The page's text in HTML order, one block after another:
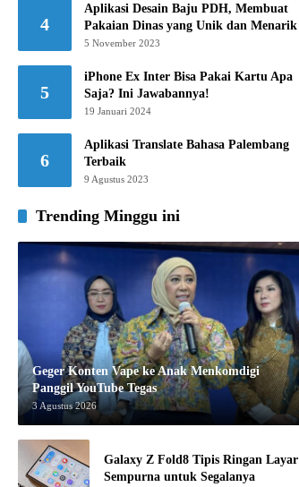
4
Aplikasi Desain Baju PDH, Membuat
Pakaian Dinas yang Unik dan Menarik
5 November 2023
5
iPhone Ex Inter Bisa Pakai Kartu Apa
Saja? Ini Jawabannya!
19 Januari 2024
6
Aplikasi Translate Bahasa Palembang
Terbaik
9 Agustus 2023
Trending Minggu ini
Geger Konten Vape ke Anak Menkomdigi
Panggil YouTube Tegas
3 Agustus 2026
Galaxy Z Fold8 Tipis Ringan Layar
Sempurna untuk Segalanya